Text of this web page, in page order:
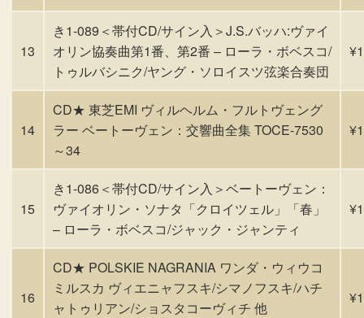
13
き1-089＜帯付CD/サイン入＞J.S.バッハ:ヴァイ
オリン協奏曲第1番、第2番 – ローラ・ボベスコ/
トゥルバシニク/ヤング・ソロイスツ弦楽合奏団
14
CD★ 東芝EMI ヴィルヘルム・フルトヴェング
ラー ベートーヴェン：交響曲全集 TOCE-7530
～34
15
き1-086＜帯付CD/サイン入＞ベートーヴェン：
ヴァイオリン・ソナタ「クロイツェル」「春」
– ローラ・ボベスコ/ジャック・ジャンティ
16
CD★ POLSKIE NAGRANIA ワンダ・ウィウコ
ミルスカ ヴィエニャフスキ/シマノフスキ/ハチ
ャトゥリアン/ショスタコーヴィチ 他